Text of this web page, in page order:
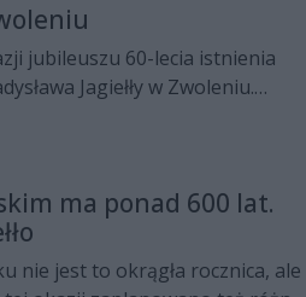
jubileuszu 60-lecia istnienia
Jagiełły w Zwoleniu.
oraz licznych
ma ponad 600 lat.
nie jest to okrągła rocznica, ale